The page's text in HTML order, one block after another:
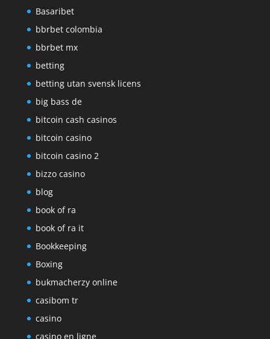
Basaribet
bbrbet colombia
bbrbet mx
betting
betting utan svensk licens
big bass de
bitcoin cash casinos
bitcoin casino
bitcoin casino 2
bizzo casino
blog
book of ra
book of ra it
Bookkeeping
Boxing
bukmacherzy online
casibom tr
casino
casino en ligne